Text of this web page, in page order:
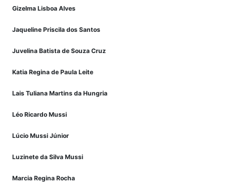
Gizelma Lisboa Alves
Jaqueline Priscila dos Santos
Juvelina Batista de Souza Cruz
Katia Regina de Paula Leite
Lais Tuliana Martins da Hungria
Léo Ricardo Mussi
Lúcio Mussi Júnior
Luzinete da Silva Mussi
Marcia Regina Rocha